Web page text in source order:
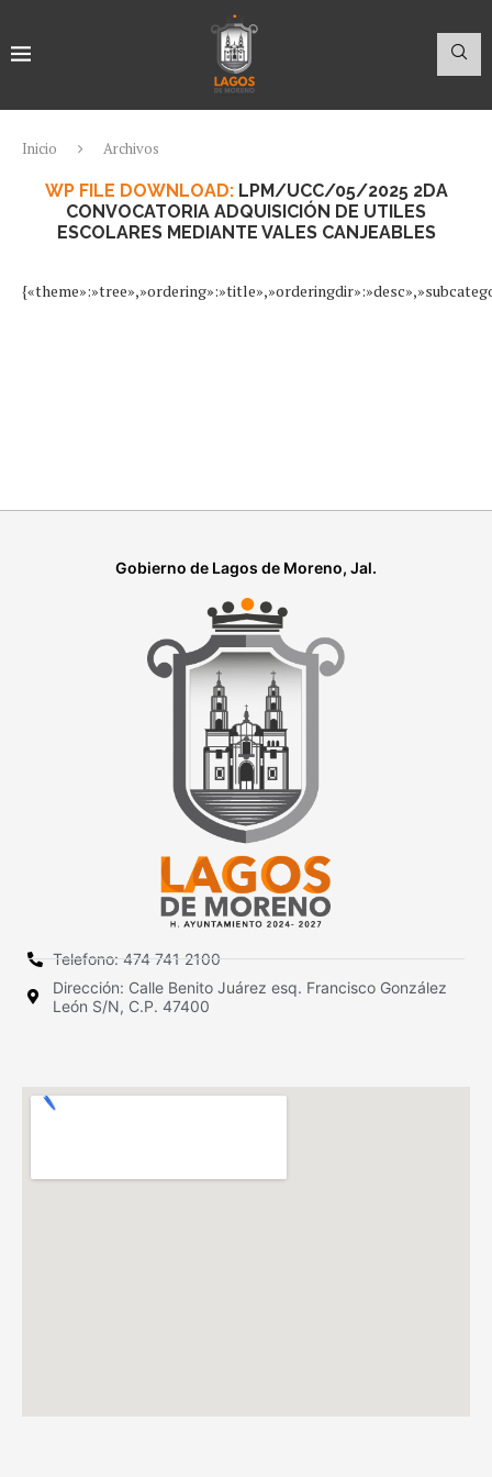
Inicio Archivos
WP FILE DOWNLOAD: LPM/UCC/05/2025 2DA
CONVOCATORIA ADQUISICIÓN DE UTILES
ESCOLARES MEDIANTE VALES CANJEABLES
Gobierno de Lagos de Moreno, Jal.
Telefono: 474 741 2100
Dirección: Calle Benito Juárez esq. Francisco González
León S/N, C.P. 47400